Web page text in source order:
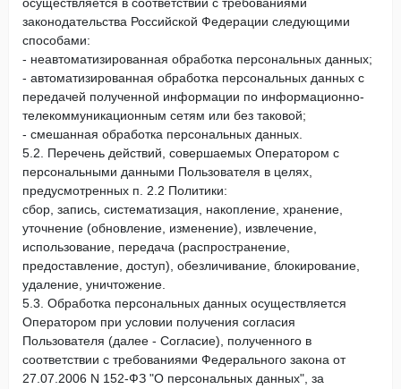
законодательства Российской Федерации следующими
способами:
- неавтоматизированная обработка персональных данных;
- автоматизированная обработка персональных данных с
передачей полученной информации по информационно-
телекоммуникационным сетям или без таковой;
- смешанная обработка персональных данных.
5.2. Перечень действий, совершаемых Оператором с
персональными данными Пользователя в целях,
предусмотренных п. 2.2 Политики:
сбор, запись, систематизация, накопление, хранение,
уточнение (обновление, изменение), извлечение,
использование, передача (распространение,
предоставление, доступ), обезличивание, блокирование,
удаление, уничтожение.
5.3. Обработка персональных данных осуществляется
Оператором при условии получения согласия
Пользователя (далее - Согласие), полученного в
соответствии с требованиями Федерального закона от
27.07.2006 N 152-ФЗ "О персональных данных", за